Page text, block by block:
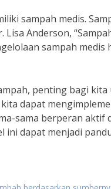
sampah medis.
Lisa Anderson,
sampah
penting bagi
dapat
sama berperan
ini dapat menjadi